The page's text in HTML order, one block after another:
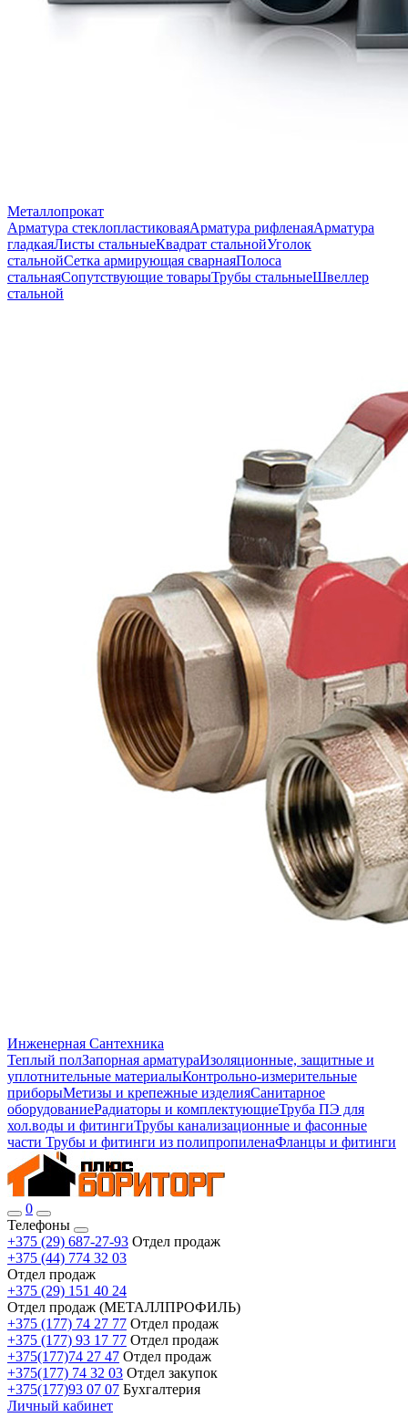
Металлопрокат
Арматура стеклопластиковаяАрматура рифленаяАрматура
гладкаяЛисты стальныеКвадрат стальнойУголок
стальнойСетка армирующая сварнаяПолоса
стальнаяСопутствующие товарыТрубы стальныеШвеллер
стальной
Инженерная Сантехника
Теплый полЗапорная арматураИзоляционные, защитные и
уплотнительные материалыКонтрольно-измерительные
приборыМетизы и крепежные изделияСанитарное
оборудованиеРадиаторы и комплектующиеТруба ПЭ для
хол.воды и фитингиТрубы канализационные и фасонные
части Трубы и фитинги из полипропиленаФланцы и фитинги
0
Телефоны
+375 (29) 687-27-93 Отдел продаж
+375 (44) 774 32 03
Отдел продаж
+375 (29) 151 40 24
Отдел продаж (МЕТАЛЛПРОФИЛЬ)
+375 (177) 74 27 77 Отдел продаж
+375 (177) 93 17 77 Отдел продаж
+375(177)74 27 47 Отдел продаж
+375(177) 74 32 03 Отдел закупок
+375(177)93 07 07 Бухгалтерия
Личный кабинет